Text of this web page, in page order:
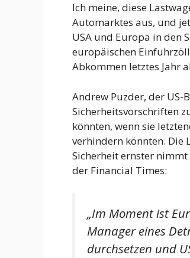
Ich meine, diese
Automarktes aus, und
USA und Europa in den
europäischen
Abkommen letztes Jahr
Andrew Puzder, der US-
Sicherheitsvorschriften
könnten, wenn sie
verhindern könnten. Die
Sicherheit ernster nimmt
der Financial Times:
„Im Moment ist
Manager eines
durchsetzen und